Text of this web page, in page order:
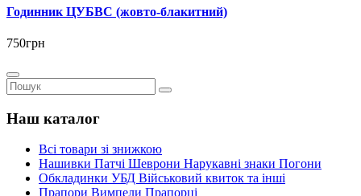
Годинник ЦУБВС (жовто-блакитний)
750грн
Наш каталог
Всі товари зі знижкою
Нашивки Патчі Шеврони Нарукавні знаки Погони
Обкладинки УБД Військовий квиток та інші
Прапори Вимпели Прапорці